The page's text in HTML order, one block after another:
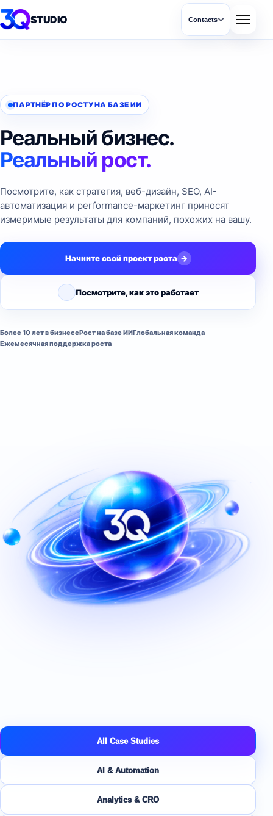
STUDIO Contacts
ПАРТНЁР ПО РОСТУ НА БАЗЕ ИИ
Реальный бизнес.
Реальный рост.
Посмотрите, как стратегия, веб-дизайн, SEO, AI-
автоматизация и performance-маркетинг приносят
измеримые результаты для компаний, похожих на вашу.
Начните свой проект роста →
Посмотрите, как это работает
Более 10 лет в бизнесеРост на базе ИИГлобальная команда
Ежемесячная поддержка роста
All Case Studies
AI & Automation
Analytics & CRO